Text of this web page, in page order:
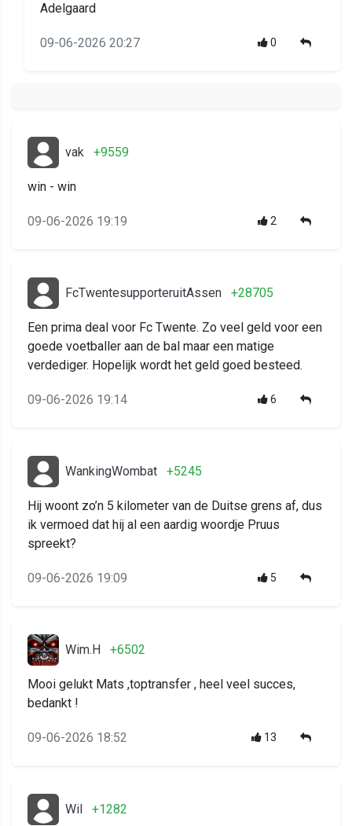
Adelgaard
09-06-2026 20:27 0
vak +9559
win - win
09-06-2026 19:19 2
FcTwentesupporteruitAssen +28705
Een prima deal voor Fc Twente. Zo veel geld voor een
goede voetballer aan de bal maar een matige
verdediger. Hopelijk wordt het geld goed besteed.
09-06-2026 19:14 6
WankingWombat +5245
Hij woont zo’n 5 kilometer van de Duitse grens af, dus
ik vermoed dat hij al een aardig woordje Pruus
spreekt?
09-06-2026 19:09 5
Wim.H +6502
Mooi gelukt Mats ,toptransfer , heel veel succes,
bedankt !
09-06-2026 18:52 13
Wil +1282